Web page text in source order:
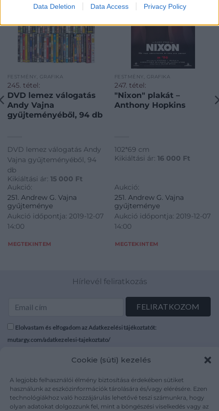
Data Deletion Data Access Privacy Policy
Cookie (süti) kezelés
A legjobb felhasználói élmény biztosítása érdekében sütiket
használunk az eszközinformációk tárolására és/vagy elérésére. Ezen
technológiákhoz való hozzájárulás lehetővé teszi számunkra, hogy
olyan adatokat dolgozzunk fel, mint a böngészési viselkedés vagy az
FESTMÉNY, GRAFIKA
245. tétel:
DVD lemez válogatás
Andy Vajna
gyűjteményéből, 94 db
DVD lemez válogatás Andy
Vajna gyűjteményéből, 94
db
Kikiáltási ár: 15 000 Ft
Aukció:
251. Andrew G. Vajna
gyűjteménye
Aukció időpontja: 2019-12-07
14:00
MEGTEKINTEM
FESTMÉNY, GRAFIKA
247. tétel:
"Nixon" plakát –
Anthony Hopkins
102*69 cm
Kikiáltási ár: 16 000 Ft
Aukció:
251. Andrew G. Vajna
gyűjteménye
Aukció időpontja: 2019-12-07
14:00
MEGTEKINTEM
Hírlevél feliratkozás
Elolvastam és elfogadom az Adatkezelési tájékoztatót:
mutargy.com/adatkezelesi-tajekoztato/
Médiaajánlat
Karrier
Kapcsolat
Áraink
ÁSZF
Adatvédelem
Impresszum